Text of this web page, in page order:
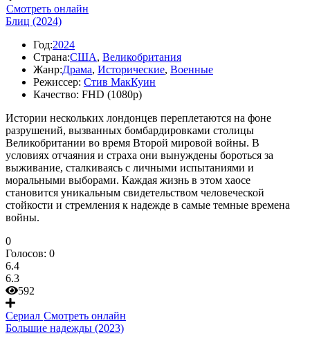
Смотреть онлайн
Блиц (2024)
Год:2024
Страна:США, Великобритания
Жанр:Драма, Исторические, Военные
Режиссер: Стив МакКуин
Качество: FHD (1080p)
Истории нескольких лондонцев переплетаются на фоне
разрушений, вызванных бомбардировками столицы
Великобритании во время Второй мировой войны. В
условиях отчаяния и страха они вынуждены бороться за
выживание, сталкиваясь с личными испытаниями и
моральными выборами. Каждая жизнь в этом хаосе
становится уникальным свидетельством человеческой
стойкости и стремления к надежде в самые темные времена
войны.
0
Голосов: 0
6.4
6.3
592
Сериал Смотреть онлайн
Большие надежды (2023)